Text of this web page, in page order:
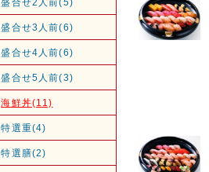
盛合せ3人前(6)
盛合せ4人前(6)
盛合せ5人前(3)
海鮮丼(11)
特選重(4)
特選膳(2)